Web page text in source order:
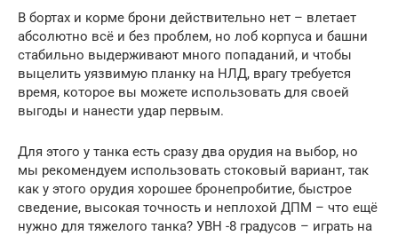
В бортах и корме брони действительно нет – влетает
абсолютно всё и без проблем, но лоб корпуса и башни
стабильно выдерживают много попаданий, и чтобы
выцелить уязвимую планку на НЛД, врагу требуется
время, которое вы можете использовать для своей
выгоды и нанести удар первым.
Для этого у танка есть сразу два орудия на выбор, но
мы рекомендуем использовать стоковый вариант, так
как у этого орудия хорошее бронепробитие, быстрое
сведение, высокая точность и неплохой ДПМ – что ещё
нужно для тяжелого танка? УВН -8 градусов – играть на